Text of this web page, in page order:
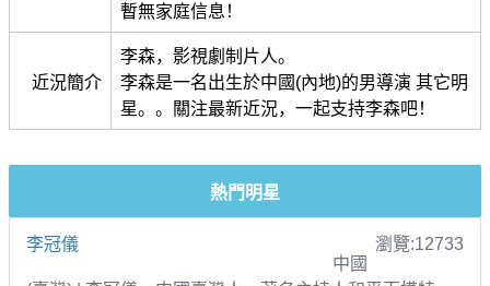
暫無家庭信息！
近況簡介
李森，影視劇制片人。
李森是一名出生於中國(內地)的男導演 其它明
星。。關注最新近況，一起支持李森吧！
熱門明星
李冠儀
瀏覽:12733
中國